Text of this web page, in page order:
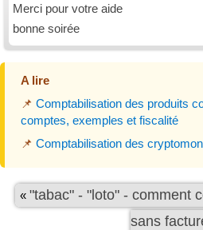
Merci pour votre aide
bonne soirée
A lire
📌 Comptabilisation des produits
comptes, exemples et fiscalité
📌 Comptabilisation des
« "tabac" - "loto" - comment
sans